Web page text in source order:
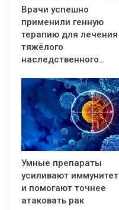
Врачи успешно
применили генную
терапию для лечения
тяжёлого
наследственного…
Умные препараты
усиливают иммунитет
и помогают точнее
атаковать рак